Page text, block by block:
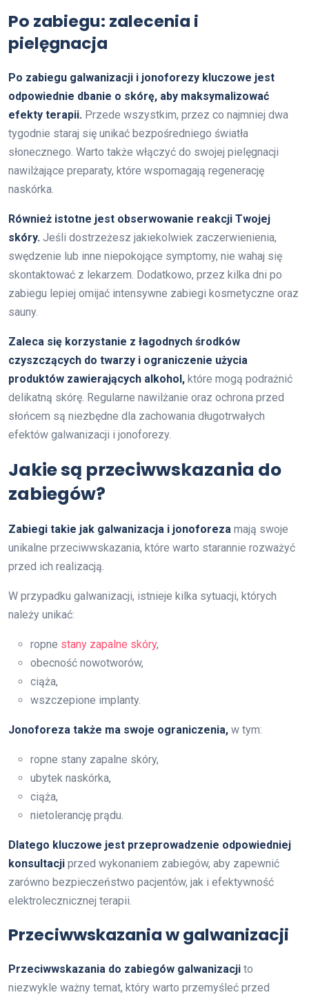
Po zabiegu: zalecenia i
pielęgnacja
Po zabiegu galwanizacji i jonoforezy kluczowe jest
odpowiednie dbanie o skórę, aby maksymalizować
efekty terapii. Przede wszystkim, przez co najmniej dwa
tygodnie staraj się unikać bezpośredniego światła
słonecznego. Warto także włączyć do swojej pielęgnacji
nawilżające preparaty, które wspomagają regenerację
naskórka.
Również istotne jest obserwowanie reakcji Twojej
skóry. Jeśli dostrzeżesz jakiekolwiek zaczerwienienia,
swędzenie lub inne niepokojące symptomy, nie wahaj się
skontaktować z lekarzem. Dodatkowo, przez kilka dni po
zabiegu lepiej omijać intensywne zabiegi kosmetyczne oraz
sauny.
Zaleca się korzystanie z łagodnych środków
czyszczących do twarzy i ograniczenie użycia
produktów zawierających alkohol, które mogą podrażnić
delikatną skórę. Regularne nawilżanie oraz ochrona przed
słońcem są niezbędne dla zachowania długotrwałych
efektów galwanizacji i jonoforezy.
Jakie są przeciwwskazania do
zabiegów?
Zabiegi takie jak galwanizacja i jonoforeza mają swoje
unikalne przeciwwskazania, które warto starannie rozważyć
przed ich realizacją.
W przypadku galwanizacji, istnieje kilka sytuacji, których
należy unikać:
ropne stany zapalne skóry,
obecność nowotworów,
ciąża,
wszczepione implanty.
Jonoforeza także ma swoje ograniczenia, w tym:
ropne stany zapalne skóry,
ubytek naskórka,
ciąża,
nietolerancję prądu.
Dlatego kluczowe jest przeprowadzenie odpowiedniej
konsultacji przed wykonaniem zabiegów, aby zapewnić
zarówno bezpieczeństwo pacjentów, jak i efektywność
elektrolecznicznej terapii.
Przeciwwskazania w galwanizacji
Przeciwwskazania do zabiegów galwanizacji to
niezwykle ważny temat, który warto przemyśleć przed